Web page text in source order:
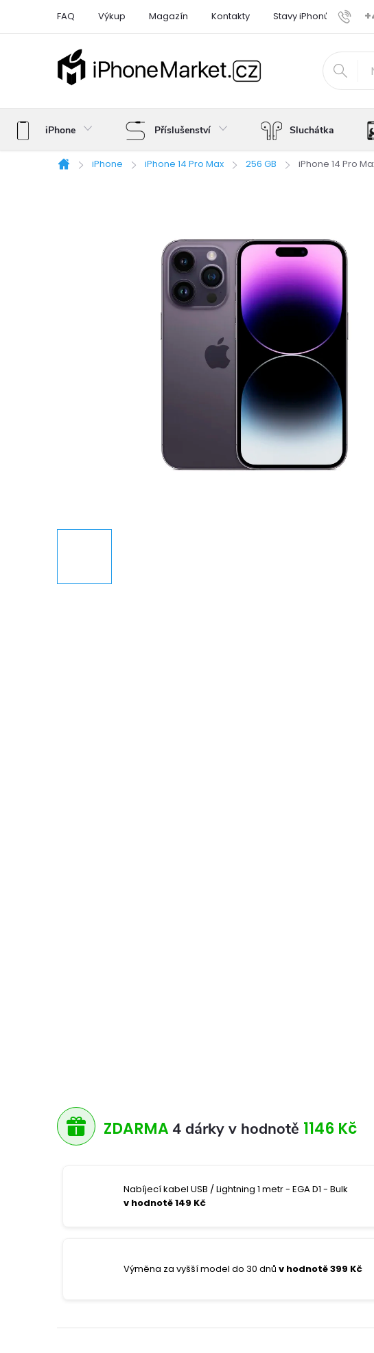
FAQ Výkup Magazín Kontakty Stavy iPhonů
iPhone Příslušenství Sluchátka
Domů
iPhone iPhone 14 Pro Max 256 GB iPhone 14 Pro
ZDARMA 4 dárky v hodnotě 1146 Kč
Nabíjecí kabel USB / Lightning 1 metr - EGA D1 - Bulk
v hodnotě 149 Kč
Výměna za vyšší model do 30 dnů v hodnotě 399 Kč